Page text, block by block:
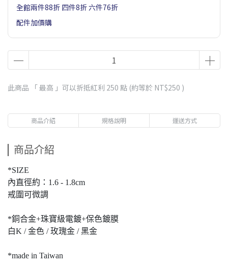
全館兩件88折 四件8折 六件76折
配件加價購
此商品 「 最高 」可以折抵紅利 250 點 (約等於 NT$250 )
商品介紹 規格說明 運送方式
商品介紹
*SIZE
內直徑約：1.6 - 1.8cm
戒圍可微調
*銅合金+珠寶級電鍍+保色鍍膜
白K / 金色 / 玫瑰金 / 黑金
*made in Taiwan